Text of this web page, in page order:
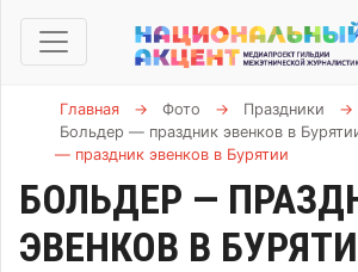
Главная → Фото → Праздники
→
Больдер — праздник эвенков в
— праздник эвенков в Бурятии
БОЛЬДЕР —
ЭВЕНКОВ В